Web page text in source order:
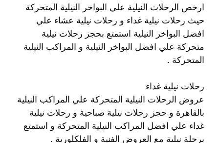
ارخص الرحلات النيلية علي البواخر النيلية المتحركة
حيث رحلات نيلية غداء و رحلات نيلية عشاء علي
افضل البواخر النيلية استمتع بحجز رحلات نيلية
متحركة علي افضل البواخر النيلية و المراكب النيلية
المتحركة .
رحلات نيلية غداء
عروض الرحلات النيلية المتحركة علي المراكب النيلية
بالقاهرة و حجز رحلات نيلية صباحية و رحلات نيلية
غداء علي افضل المراكب النيلية المتحركة و استمتع
برحلة نيلية مع العروض الفنية و الفلكلورية .